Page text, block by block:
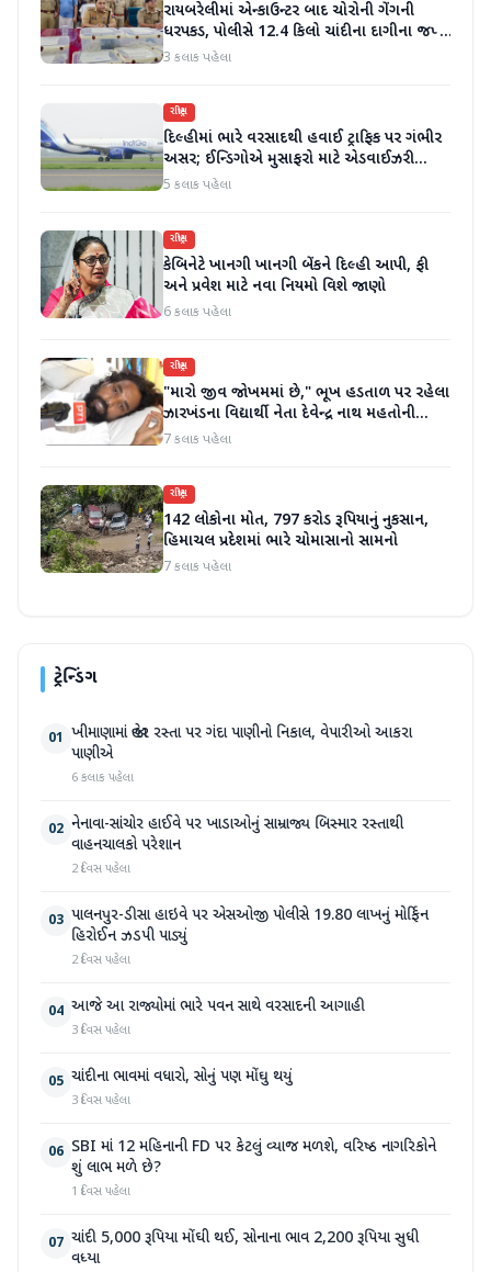
રાયબરેલીમાં એન્કાઉન્ટર બાદ ચોરોની ગેંગની
ધરપકડ, પોલીસે 12.4 કિલો ચાંદીના દાગીના જપ્ત
કર્યા
3 કલાક પહેલા
રાષ્ટ્રીય
દિલ્હીમાં ભારે વરસાદથી હવાઈ ટ્રાફિક પર ગંભીર
અસર; ઈન્ડિગોએ મુસાફરો માટે એડવાઈઝરી
જાહેર કરી
5 કલાક પહેલા
રાષ્ટ્રીય
કેબિનેટે ખાનગી ખાનગી બેંકને દિલ્હી આપી, ફી
અને પ્રવેશ માટે નવા નિયમો વિશે જાણો
6 કલાક પહેલા
રાષ્ટ્રીય
"મારો જીવ જોખમમાં છે," ભૂખ હડતાળ પર રહેલા
ઝારખંડના વિદ્યાર્થી નેતા દેવેન્દ્ર નાથ મહતોની
તબિયત ખરાબ
7 કલાક પહેલા
રાષ્ટ્રીય
142 લોકોના મોત, 797 કરોડ રૂપિયાનું નુકસાન,
હિમાચલ પ્રદેશમાં ભારે ચોમાસાનો સામનો
7 કલાક પહેલા
ટ્રેન્ડિંગ
01 ખીમાણામાં જાહેર રસ્તા પર ગંદા પાણીનો નિકાલ, વેપારીઓ આકરા
પાણીએ
6 કલાક પહેલા
02 નેનાવા-સાંચોર હાઈવે પર ખાડાઓનું સામ્રાજ્ય બિસ્માર રસ્તાથી
વાહનચાલકો પરેશાન
2 દિવસ પહેલા
03 પાલનપુર-ડીસા હાઇવે પર એસઓજી પોલીસે 19.80 લાખનું મોર્ફિન
હિરોઈન ઝડપી પાડ્યું
2 દિવસ પહેલા
04 આજે આ રાજ્યોમાં ભારે પવન સાથે વરસાદની આગાહી
3 દિવસ પહેલા
05 ચાંદીના ભાવમાં વધારો, સોનું પણ મોંઘુ થયું
3 દિવસ પહેલા
06 SBI માં 12 મહિનાની FD પર કેટલું વ્યાજ મળશે, વરિષ્ઠ નાગરિકોને
શું લાભ મળે છે?
1 દિવસ પહેલા
07 ચાંદી 5,000 રૂપિયા મોંઘી થઈ, સોનાના ભાવ 2,200 રૂપિયા સુધી
વધ્યા